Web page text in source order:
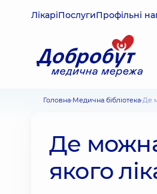
ЛікаріПослугиПрофільні
Головна Медична бібліотека
Де
якого